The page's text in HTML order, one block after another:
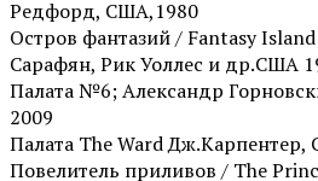
Редфорд, США,1980
Остров фантазий / Fantasy
Сарафян, Рик Уоллес и др.США
Палата №6; Александр
2009
Палата The Ward
Повелитель приливов / The